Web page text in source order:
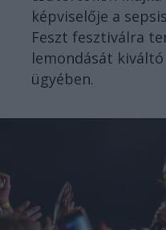
képviselője a
Feszt fesztiválra
lemondását
ügyében.